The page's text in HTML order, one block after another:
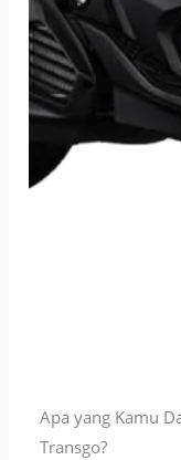
Apa yang Kamu
Transgo?